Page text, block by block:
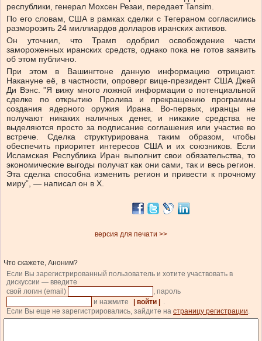
республики, генерал Мохсен Резаи, передает Tansim.
По его словам, США в рамках сделки с Тегераном согласились
разморозить 24 миллиардов долларов иранских активов.
Он уточнил, что Трамп одобрил освобождение части
замороженных иранских средств, однако пока не готов заявить
об этом публично.
При этом в Вашингтоне данную информацию отрицают.
Накануне её, в частности, опроверг вице-президент США Джей
Ди Вэнс. ”Я вижу много ложной информации о потенциальной
сделке по открытию Пролива и прекращению программы
создания ядерного оружия Ирана. Во-первых, иранцы не
получают никаких наличных денег, и никакие средства не
выделяются просто за подписание соглашения или участие во
встрече. Сделка структурирована таким образом, чтобы
обеспечить приоритет интересов США и их союзников. Если
Исламская Республика Иран выполнит свои обязательства, то
экономические выгоды получат как они сами, так и весь регион.
Эта сделка способна изменить регион и привести к прочному
миру”, — написал он в Х.
версия для печати >>
Что скажете, Аноним?
Если Вы зарегистрированный пользователь и хотите участвовать в
дискуссии — введите
свой логин (email)
, пароль
и нажмите
| войти |
.
Если Вы еще не зарегистрировались, зайдите на страницу регистрации.